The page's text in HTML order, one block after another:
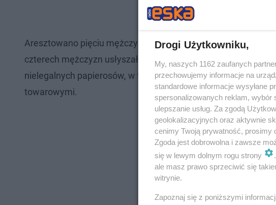
Skarbowej w Bydgoszczy.
Aresztowano pięciu mężczyzn. Mieszkaniec Łodzi usłyszał
czterech mężczyzn usłyszało zarzuty udziału z
nielegalnych papierosów, w tym wprowadzaniem do obrotu
towarowymi.
Drogi Użytkowniku,
My, naszych 1162 zaufanych
przechowujemy informacje na
standardowe informacje wysyłane
spersonalizowanych reklam, wybór
ulepszanie usług. Za zgodą
geolokalizacyjnych oraz aktywnie
cenimy Twoją prywatność, prosimy
Zgoda jest dobrowolna i zawsze
się w lewym dolnym rogu strony
ale masz prawo sprzeciwić się
witrynie.
Zapoznaj się z poniższymi